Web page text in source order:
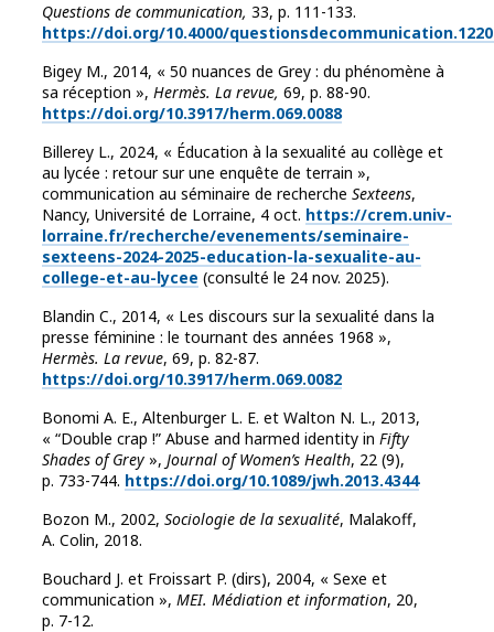
Questions de communication, 33, p. 111-133.
https://doi.org/10.4000/
Bigey M., 2014, « 50 nuances de Grey : du phénomène à
sa réception », Hermès. La revue, 69, p. 88-90.
https://doi.org/10.3917/herm.069.0088
Billerey L., 2024, « Éducation à la sexualité au collège et
au lycée : retour sur une enquête de terrain »,
communication au séminaire de recherche Sexteens,
Nancy, Université de Lorraine, 4 oct. https://crem.univ-
lorraine.fr/recherche/evenements/seminaire-
sexteens-2024-2025-education-la-sexualite-au-
college-et-au-lycee (consulté le 24 nov. 2025).
Blandin C., 2014, « Les discours sur la sexualité dans la
presse féminine : le tournant des années 1968 »,
Hermès. La revue, 69, p. 82-87.
https://doi.org/10.3917/herm.069.0082
Bonomi A. E., Altenburger L. E. et Walton N. L., 2013,
« “Double crap !” Abuse and harmed identity in Fifty
Shades of Grey », Journal of Women’s Health, 22 (9),
p. 733-744. https://doi.org/10.1089/jwh.2013.4344
Bozon M., 2002, Sociologie de la sexualité, Malakoff,
A. Colin, 2018.
Bouchard J. et Froissart P. (dirs), 2004, « Sexe et
communication », MEI. Médiation et information, 20,
p. 7-12.